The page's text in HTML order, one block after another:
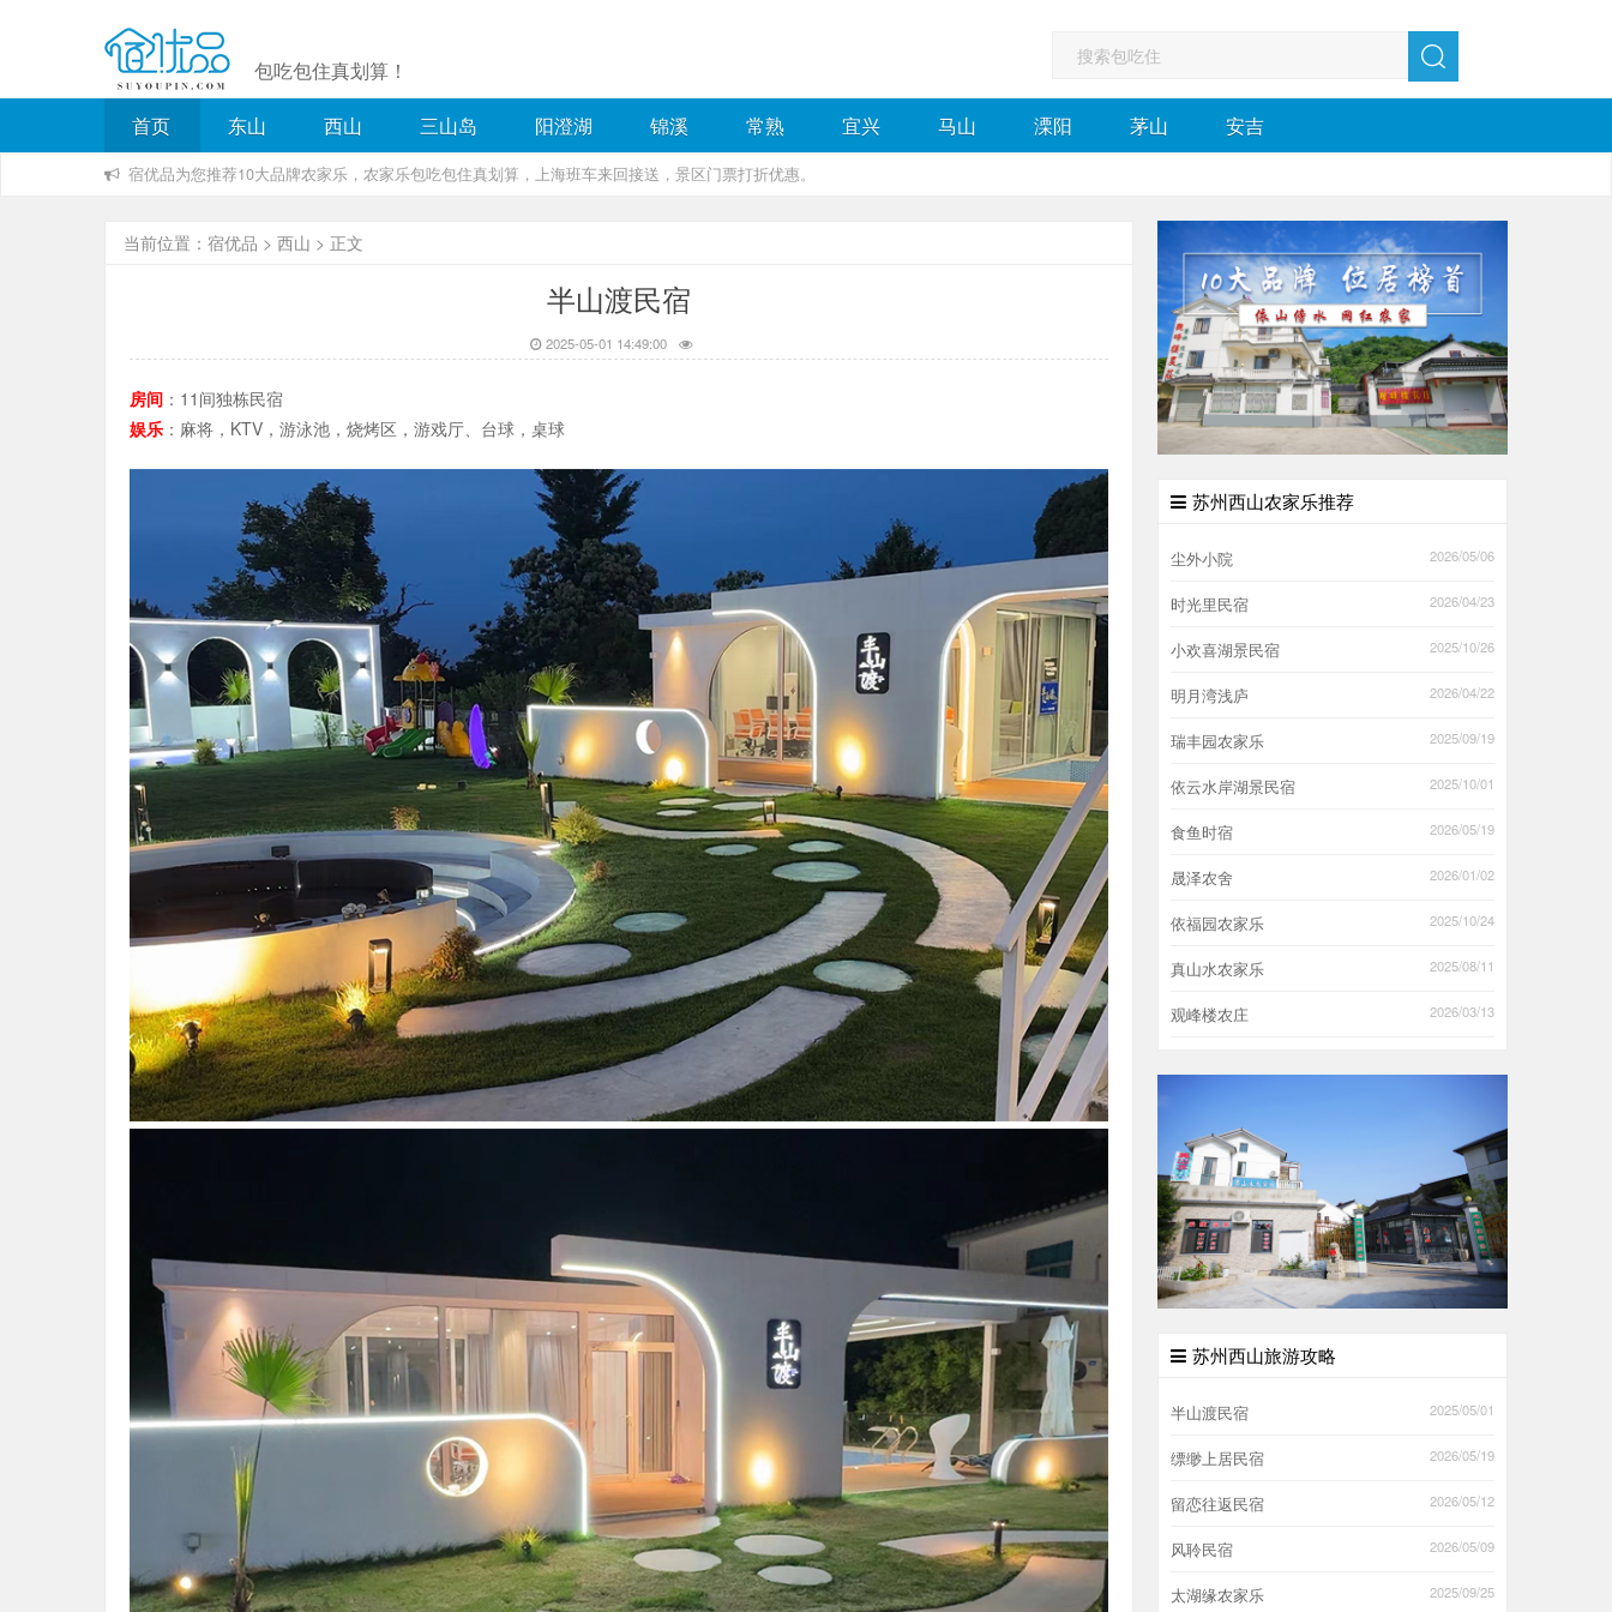
包吃包住真划算！
首页
东山 西山 三山岛 阳澄湖 锦溪 常熟 宜兴 马山 溧阳 茅山 安吉
宿优品为您推荐10大品牌农家乐，农家乐包吃包住真划算，上海班车来回接送，景区门票打折优惠。
当前位置： 宿优品 > 西山 > 正文
半山渡民宿
2025-05-01 14:49:00
房间 ：11间独栋民宿
娱乐 ：麻将，KTV，游泳池，烧烤区，游戏厅、台球，桌球
苏州西山农家乐推荐
尘外小院 2026/05/06
时光里民宿 2026/04/23
小欢喜湖景民宿 2025/10/26
明月湾浅庐 2026/04/22
瑞丰园农家乐 2025/09/19
依云水岸湖景民宿 2025/10/01
食鱼时宿 2026/05/19
晟泽农舍 2026/01/02
依福园农家乐 2025/10/24
真山水农家乐 2025/08/11
观峰楼农庄 2026/03/13
苏州西山旅游攻略
半山渡民宿 2025/05/01
缥缈上居民宿 2026/05/19
留恋往返民宿 2026/05/12
风聆民宿 2026/05/09
太湖缘农家乐 2025/09/25